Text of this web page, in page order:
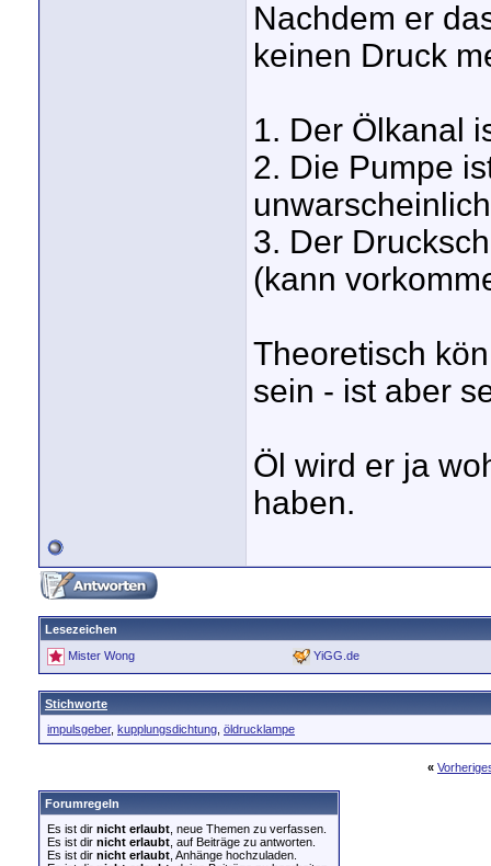
Nachdem er
keinen Druck
1. Der Ölkanal
2. Die Pumpe
3. Der
(kann
Theoretisch
sein - ist aber
Öl wird er ja
haben.
Lesezeichen
Mister Wong
YiGG.de
Stichworte
impulsgeber, kupplungsdichtung öldrucklampe
«
Forumregeln
Es ist dir nicht erlaubt , neue Themen zu verfassen.
Es ist dir nicht erlaubt , auf Beiträge zu antworten.
Es ist dir nicht erlaubt , Anhänge hochzuladen.